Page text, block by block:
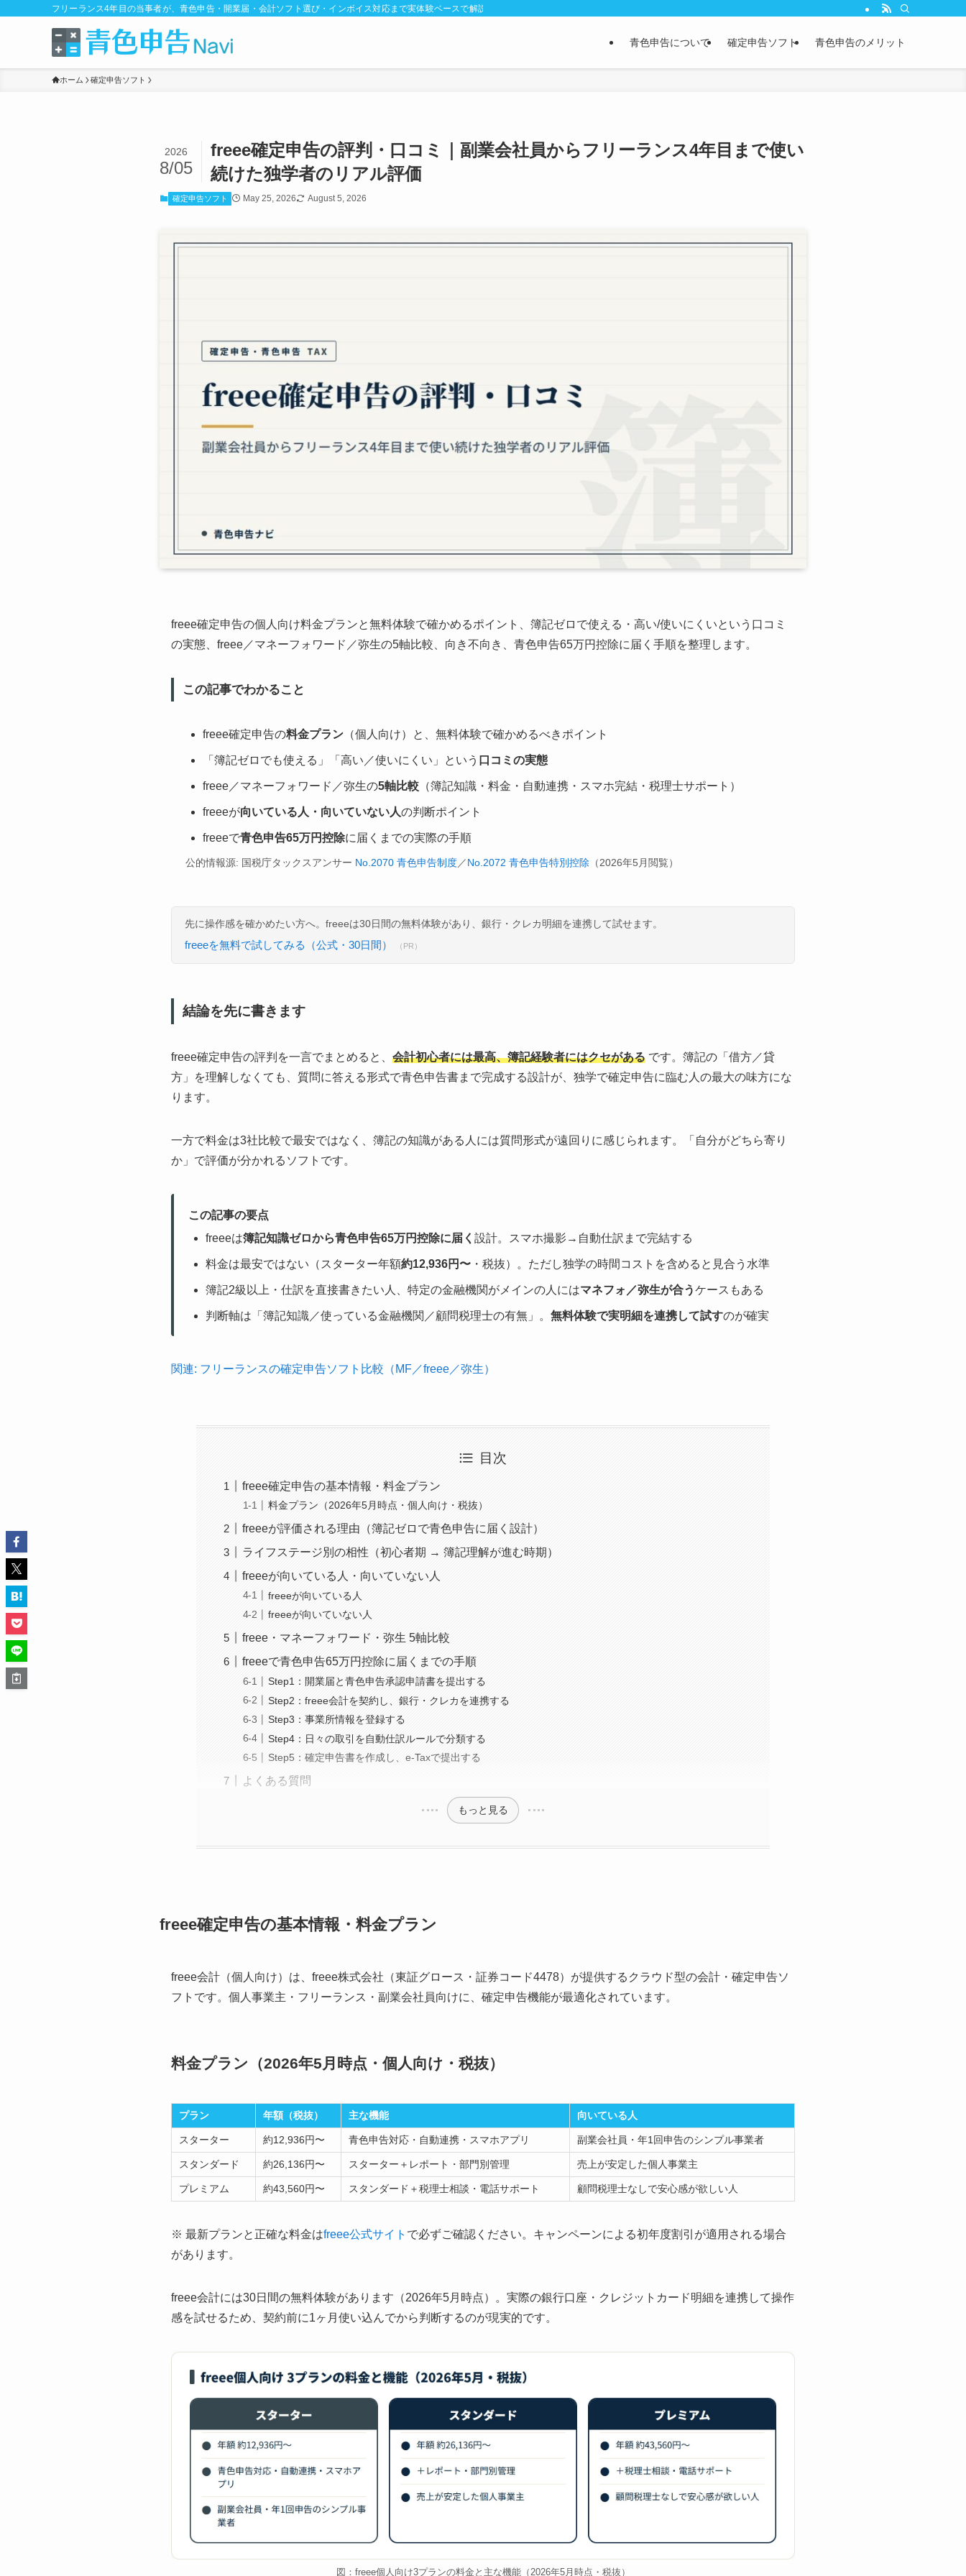
フリーランス4年目の当事者が、青色申告・開業届・会計ソフト選び・インボイス対応まで実体験ベースで解説。確定申告ソフト比較・経費のルール・副業の申告手順もカバー。
青色申告について 確定申告ソフト 青色申告のメリット
ホーム 確定申告ソフト
freee確定申告の評判・口コミ｜副業会社員からフリーランス4年目まで使い
続けた独学者のリアル評価
2026
8/05
確定申告ソフト May 25, 2026 August 5, 2026
freee確定申告の個人向け料金プランと無料体験で確かめるポイント、簿記ゼロで使える・高い/使いにくいという口コミ
の実態、freee／マネーフォワード／弥生の5軸比較、向き不向き、青色申告65万円控除に届く手順を整理します。
この記事でわかること
freee確定申告の料金プラン （個人向け）と、無料体験で確かめるべきポイント
「簿記ゼロでも使える」「高い／使いにくい」という 口コミの実態
freee／マネーフォワード／弥生の5軸比較 （簿記知識・料金・自動連携・スマホ完結・税理士サポート）
freeeが向いている人・向いていない人の判断ポイント
freeeで青色申告65万円控除に届くまでの実際の手順
公的情報源: 国税庁タックスアンサー No.2070 青色申告制度／No.2072 青色申告特別控除 （2026年5月閲覧）
先に操作感を確かめたい方へ。freeeは30日間の無料体験があり、銀行・クレカ明細を連携して試せます。
freeeを無料で試してみる（公式・30日間） （PR）
結論を先に書きます
freee確定申告の評判を一言でまとめると、 会計初心者には最高、簿記経験者にはクセがある です。簿記の「借方／貸
方」を理解しなくても、質問に答える形式で青色申告書まで完成する設計が、独学で確定申告に臨む人の最大の味方にな
ります。
一方で料金は3社比較で最安ではなく、簿記の知識がある人には質問形式が遠回りに感じられます。「自分がどちら寄り
か」で評価が分かれるソフトです。
この記事の要点
freeeは簿記知識ゼロから青色申告65万円控除に届く 設計。スマホ撮影→自動仕訳まで完結する
料金は最安ではない（スターター年額約12,936円〜 ・税抜）。ただし独学の時間コストを含めると見合う水準
簿記2級以上・仕訳を直接書きたい人、特定の金融機関がメインの人にはマネフォ／弥生が合うケースもある
判断軸は「簿記知識／使っている金融機関／顧問税理士の有無」。 無料体験で実明細を連携して試すのが確実
関連: フリーランスの確定申告ソフト比較（MF／freee／弥生）
目次
freee確定申告の基本情報・料金プラン
料金プラン（2026年5月時点・個人向け・税抜）
freeeが評価される理由（簿記ゼロで青色申告に届く設計）
ライフステージ別の相性（初心者期 → 簿記理解が進む時期）
freeeが向いている人・向いていない人
freeeが向いている人
freeeが向いていない人
freee・マネーフォワード・弥生 5軸比較
freeeで青色申告65万円控除に届くまでの手順
Step1：開業届と青色申告承認申請書を提出する
Step2：freee会計を契約し、銀行・クレカを連携する
Step3：事業所情報を登録する
Step4：日々の取引を自動仕訳ルールで分類する
Step5：確定申告書を作成し、e-Taxで提出する
よくある質問
もっと見る
freee確定申告の基本情報・料金プラン
freee会計（個人向け）は、freee株式会社（東証グロース・証券コード4478）が提供するクラウド型の会計・確定申告ソ
フトです。個人事業主・フリーランス・副業会社員向けに、確定申告機能が最適化されています。
料金プラン（2026年5月時点・個人向け・税抜）
プラン 年額（税抜） 主な機能 向いている人
スターター 約12,936円〜 青色申告対応・自動連携・スマホアプリ 副業会社員・年1回申告のシンプル事業者
スタンダード 約26,136円〜 スターター＋レポート・部門別管理 売上が安定した個人事業主
プレミアム 約43,560円〜 スタンダード＋税理士相談・電話サポート 顧問税理士なしで安心感が欲しい人
※ 最新プランと正確な料金はfreee公式サイト で必ずご確認ください。キャンペーンによる初年度割引が適用される場合
があります。
freee会計には30日間の無料体験があります（2026年5月時点）。実際の銀行口座・クレジットカード明細を連携して操作
感を試せるため、契約前に1ヶ月使い込んでから判断するのが現実的です。
図：freee個人向け3プランの料金と主な機能（2026年5月時点・税抜）